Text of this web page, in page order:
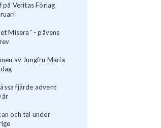
på Veritas Förlag
Misera” - påvens
av Jungfru Maria
fjärde advent
år
och tal under